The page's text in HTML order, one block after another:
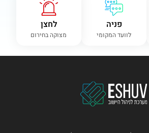
פניה
לוועד המקומי
לחצן
מצוקה בחירום